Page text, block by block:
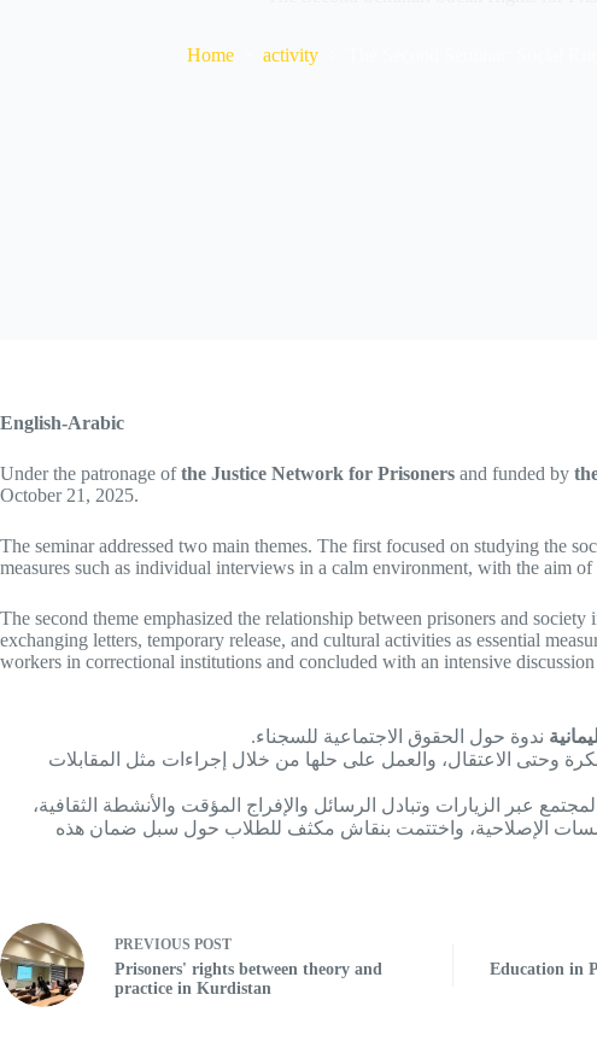
Home activity
English-Arabic
Under the patronage ofthe Justice Network for Prisoners and funded by
October 21, 2025.
The seminar addressed two main themes. The first focused on studying the
measures such as individual interviews in a calm environment, with the aim
The second theme emphasized the relationship between prisoners and
exchanging letters, temporary release, and cultural activities as essential
workers in correctional institutions and concluded with an intensive
ندوة حول الحقوق الاجتماعية للسجناء.
وحتى الاعتقال، والعمل على حلها من خلال إجراءات مثل المقابلات
عبر الزيارات وتبادل الرسائل والإفراج المؤقت والأنشطة الثقافية،
الإصلاحية، واختتمت بنقاش مكثف للطلاب حول سبل ضمان هذه
PREVIOUS POST
Prisoners' rights between theory and
practice in Kurdistan
Education in